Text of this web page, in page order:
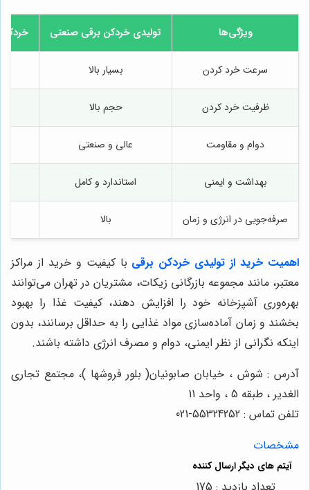
ویژگی‌ها تولیدی خردکن برقی صنعتی خردکن
سرعت خرد کردن بسیار بالا
ظرفیت خرد کردن حجم بالا
دوام و مقاومت عالی و صنعتی
بهداشت و ایمنی استاندارد و کامل
صرفه‌جویی در انرژی و زمان بالا
اهمیت خرید از تولیدی خردکن برقی با کیفیت و خرید از مراکز
معتبر، مانند مجموعه بازرگانی زیکات، مشتریان در تهران می‌توانند
بهره‌وری آشپزخانه خود را افزایش دهند، کیفیت غذا را بهبود
بخشند و زمان آماده‌سازی مواد غذایی را به حداقل برسانند، بدون
اینکه نگرانی از نظر ایمنی، دوام و مصرف انرژی داشته باشند.
آدرس : شوش ، خیابان صابونیان( بلور فروشها )، مجتمع تجاری
الغدیر ، طبقه 5 ، واحد 11
تلفن تماس : 55324252-021
مشخصات